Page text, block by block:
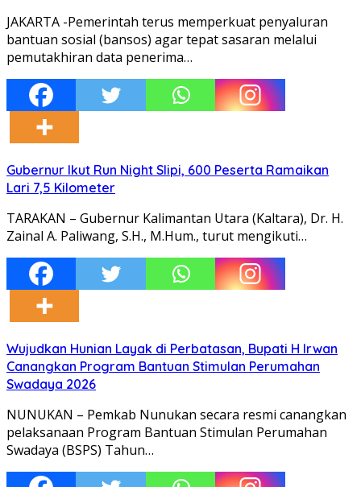
JAKARTA -Pemerintah terus memperkuat penyaluran
bantuan sosial (bansos) agar tepat sasaran melalui
pemutakhiran data penerima…
Gubernur Ikut Run Night Slipi, 600 Peserta Ramaikan
Lari 7,5 Kilometer
TARAKAN – Gubernur Kalimantan Utara (Kaltara), Dr. H.
Zainal A. Paliwang, S.H., M.Hum., turut mengikuti…
Wujudkan Hunian Layak di Perbatasan, Bupati H Irwan
Canangkan Program Bantuan Stimulan Perumahan
Swadaya 2026
NUNUKAN – Pemkab Nunukan secara resmi canangkan
pelaksanaan Program Bantuan Stimulan Perumahan
Swadaya (BSPS) Tahun…